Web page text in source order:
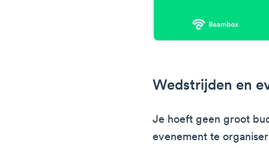
Wedstrijden en
Je hoeft geen groot
evenement te